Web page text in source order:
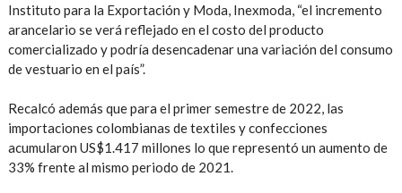
Instituto para la Exportación y Moda, Inexmoda, “el incremento
arancelario se verá reflejado en el costo del producto
comercializado y podría desencadenar una variación del consumo
de vestuario en el país”.
Recalcó además que para el primer semestre de 2022, las
importaciones colombianas de textiles y confecciones
acumularon US$1.417 millones lo que representó un aumento de
33% frente al mismo periodo de 2021.